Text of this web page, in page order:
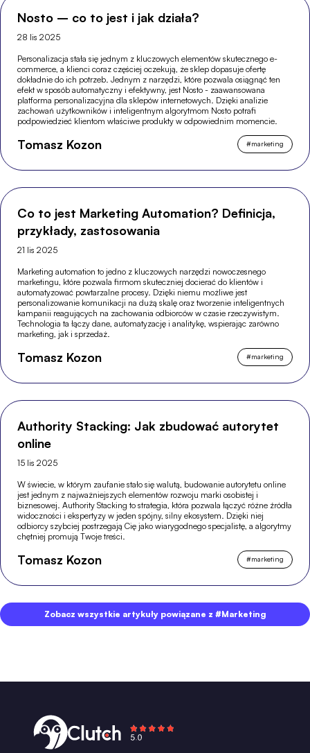
Nosto – co to jest i jak działa?
28 lis 2025
Personalizacja stała się jednym z kluczowych elementów skutecznego e-
commerce, a klienci coraz częściej oczekują, że sklep dopasuje ofertę
dokładnie do ich potrzeb. Jednym z narzędzi, które pozwala osiągnąć ten
efekt w sposób automatyczny i efektywny, jest Nosto - zaawansowana
platforma personalizacyjna dla sklepów internetowych. Dzięki analizie
zachowań użytkowników i inteligentnym algorytmom Nosto potrafi
podpowiedzieć klientom właściwe produkty w odpowiednim momencie.
Tomasz Kozon #marketing
Co to jest Marketing Automation? Definicja,
przykłady, zastosowania
21 lis 2025
Marketing automation to jedno z kluczowych narzędzi nowoczesnego
marketingu, które pozwala firmom skuteczniej docierać do klientów i
automatyzować powtarzalne procesy. Dzięki niemu możliwe jest
personalizowanie komunikacji na dużą skalę oraz tworzenie inteligentnych
kampanii reagujących na zachowania odbiorców w czasie rzeczywistym.
Technologia ta łączy dane, automatyzację i analitykę, wspierając zarówno
marketing, jak i sprzedaż.
Tomasz Kozon #marketing
Authority Stacking: Jak zbudować autorytet
online
15 lis 2025
W świecie, w którym zaufanie stało się walutą, budowanie autorytetu online
jest jednym z najważniejszych elementów rozwoju marki osobistej i
biznesowej. Authority Stacking to strategia, która pozwala łączyć różne źródła
widoczności i ekspertyzy w jeden spójny, silny ekosystem. Dzięki niej
odbiorcy szybciej postrzegają Cię jako wiarygodnego specjalistę, a algorytmy
chętniej promują Twoje treści.
Tomasz Kozon #marketing
Zobacz wszystkie artykuły powiązane z #Marketing